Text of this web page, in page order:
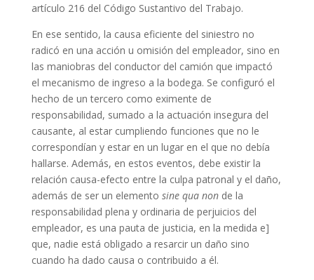
artículo 216 del Código Sustantivo del Trabajo.
En ese sentido, la causa eficiente del siniestro no
radicó en una acción u omisión del empleador, sino en
las maniobras del conductor del camión que impactó
el mecanismo de ingreso a la bodega. Se configuró el
hecho de un tercero como eximente de
responsabilidad, sumado a la actuación insegura del
causante, al estar cumpliendo funciones que no le
correspondían y estar en un lugar en el que no debía
hallarse. Además, en estos eventos, debe existir la
relación causa-efecto entre la culpa patronal y el daño,
además de ser un elemento sine qua nonde la
responsabilidad plena y ordinaria de perjuicios del
empleador, es una pauta de justicia, en la medida e]
que, nadie está obligado a resarcir un daño sino
cuando ha dado causa o contribuido a él.